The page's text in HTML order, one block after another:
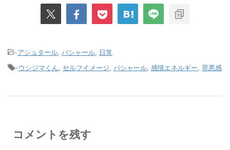
-アシュタール バシャール
日常
-ウシジマくん セルフイメージ バシャール 感情エネルギー 罪悪感
コメントを残す